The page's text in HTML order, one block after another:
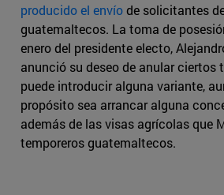
producido el envíode solicitantes
guatemaltecos. La toma de
enero del presidente electo,
anunció su deseo de anular ciertos
puede introducir alguna variante,
propósito sea arrancar alguna
además de las visas agrícolas que
temporeros guatemaltecos.